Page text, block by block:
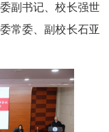
副书记、校长强世
常委、副校长石亚